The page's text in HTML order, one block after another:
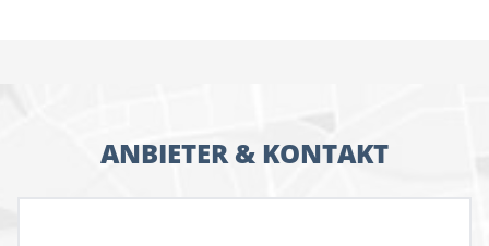
ANBIETER & KONTAKT